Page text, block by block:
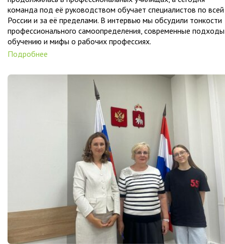
команда под её руководством обучает специалистов по всей
России и за её пределами. В интервью мы обсудили тонкости
профессионального самоопределения, современные
обучению и мифы о рабочих профессиях.
Подробнее